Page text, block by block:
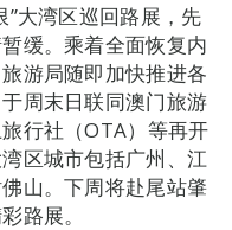
大湾区巡回路展，先
缓。乘着全面恢复内
游局随即加快推进各
周末日联同澳门旅游
行社（OTA）等再开
区城市包括广州、江
山。下周将赴尾站肇
路展。